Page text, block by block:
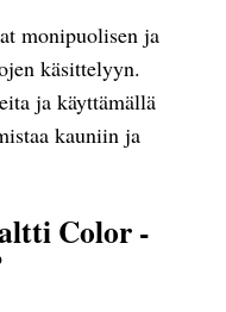
monipuolisen ja
käsittelyyn.
ja käyttämällä
kauniin ja
Color -